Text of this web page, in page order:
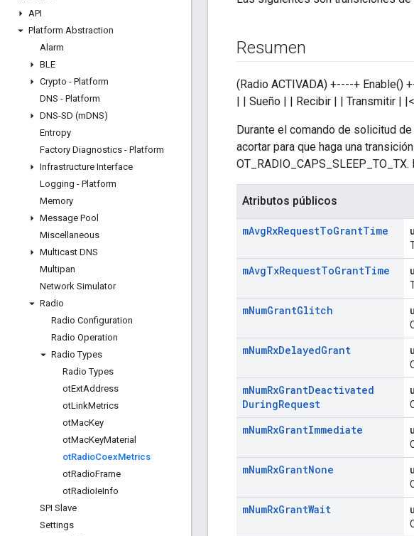
API
Platform Abstraction
Alarm
BLE
Crypto - Platform
DNS - Platform
DNS-SD (mDNS)
Entropy
Factory Diagnostics - Platform
Infrastructure Interface
Logging - Platform
Memory
Message Pool
Miscellaneous
Multicast DNS
Multipan
Network Simulator
Radio
Radio Configuration
Radio Operation
Radio Types
Radio Types
otExtAddress
otLinkMetrics
otMacKey
otMacKeyMaterial
otRadioCoexMetrics
otRadioFrame
otRadioIeInfo
SPI Slave
Settings
Resumen
(Radio ACTIVADA) +----+
| | Sueño | | Recibir | | Transmitir |
Durante el comando de solicitud
acortar para que haga una
Atributos públicos
mAvgRxRequestToGrantTime
mAvgTxRequestToGrantTime
mNumGrantGlitch
mNumRxDelayedGrant
mNumRxGrantDeactivated
DuringRequest
mNumRxGrantImmediate
mNumRxGrantNone
mNumRxGrantWait